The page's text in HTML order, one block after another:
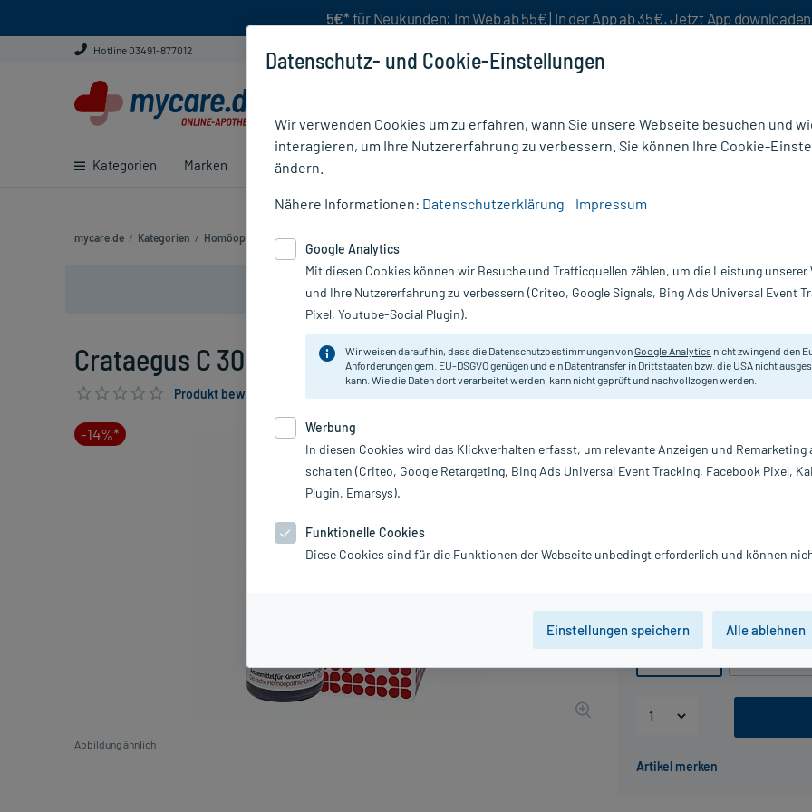
5€* für Neukunden: Im Web ab 55€ | In der App ab 35€. Jetzt App downloaden
Hotline 03491-877012
Kategorien Marken Ratgeber
mycare.de / Kategorien / Homöopathie / Einzelmittel
Nur für kurze Zeit:Gratis-Versand* ab 19€ Mindestbestellwert!
Crataegus C 30 Globuli, 10 g
Produkt bewerten & PlusHerzen sichern
-14%*
Abbildung ähnlich
inkl. MwSt. zzgl. Versandkosten
Packungseinheit
DHU - Einzelmittel
Homöopathisches Arzneimittel.
PZN:
Hersteller:
Datenschutz- und Cookie-Einstellungen
Wir verwenden Cookies um zu erfahren, wann Sie unsere Webseite besuchen und
interagieren, um Ihre Nutzererfahrung zu verbessern. Sie können Ihre Cookie-
ändern.
Nähere Informationen: Datenschutzerklärung Impressum
Google Analytics
Mit diesen Cookies können wir Besuche und Trafficquellen zählen, um die Leistung unserer
und Ihre Nutzererfahrung zu verbessern (Criteo, Google Signals, Bing Ads Universal Event
Pixel, Youtube-Social Plugin).
Wir weisen darauf hin, dass die Datenschutzbestimmungen vonGoogle Analytics nicht zwingend den
Anforderungen gem. EU-DSGVO genügen und ein Datentransfer in Drittstaaten bzw. die USA nicht
kann. Wie die Daten dort verarbeitet werden, kann nicht geprüft und nachvollzogen werden.
Werbung
In diesen Cookies wird das Klickverhalten erfasst, um relevante Anzeigen und Remarketing
schalten (Criteo, Google Retargeting, Bing Ads Universal Event Tracking, Facebook Pixel,
Plugin, Emarsys).
Funktionelle Cookies
Diese Cookies sind für die Funktionen der Webseite unbedingt erforderlich und können
Einstellungen speichern Alle ablehnen